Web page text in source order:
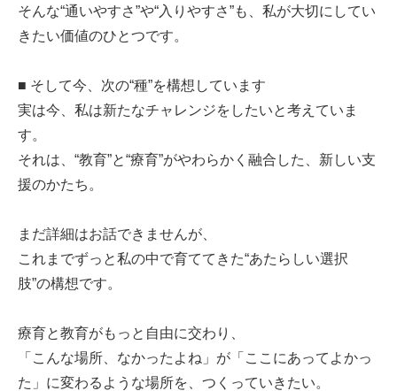
そんな“通いやすさ”や“入りやすさ”も、私が大切にしてい
きたい価値のひとつです。
■ そして今、次の“種”を構想しています
実は今、私は新たなチャレンジをしたいと考えていま
す。
それは、“教育”と“療育”がやわらかく融合した、新しい支
援のかたち。
まだ詳細はお話できませんが、
これまでずっと私の中で育ててきた“あたらしい選択
肢”の構想です。
療育と教育がもっと自由に交わり、
「こんな場所、なかったよね」が「ここにあってよかっ
た」に変わるような場所を、つくっていきたい。